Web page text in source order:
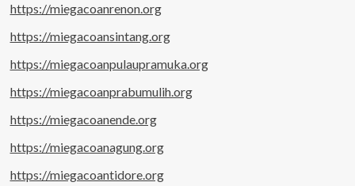
https://miegacoanrenon.org
https://miegacoansintang.org
https://miegacoanpulaupramuka.org
https://miegacoanprabumulih.org
https://miegacoanende.org
https://miegacoanagung.org
https://miegacoantidore.org